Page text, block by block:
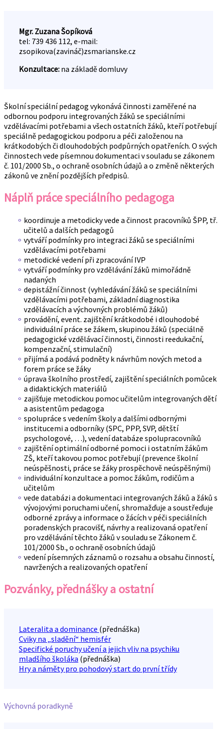
Mgr. Zuzana Šopíková
tel: 739 436 112, e-mail:
zsopikova(zavináč)zsmarianske.cz
Konzultace: na základě domluvy
Školní speciální pedagog vykonává činnosti zaměřené na
odbornou podporu integrovaných žáků se speciálními
vzdělávacími potřebami a všech ostatních žáků, kteří potřebují
speciálně pedagogickou podporu a péči založenou na
krátkodobých či dlouhodobých podpůrných opatřeních. O svých
činnostech vede písemnou dokumentaci v souladu se zákonem
č. 101/2000 Sb., o ochraně osobních údajů a o změně některých
zákonů ve znění pozdějších předpisů.
Náplň práce speciálního pedagoga
koordinuje a metodicky vede a činnost pracovníků ŠPP, tř.
učitelů a dalších pedagogů
vytváří podmínky pro integraci žáků se speciálními
vzdělávacími potřebami
metodické vedení při zpracování IVP
vytváří podmínky pro vzdělávání žáků mimořádně
nadaných
depistážní činnost (vyhledávání žáků se speciálními
vzdělávacími potřebami, základní diagnostika
vzdělávacích a výchovných problémů žáků)
provádění, event. zajištění krátkodobé i dlouhodobé
individuální práce se žákem, skupinou žáků (speciálně
pedagogické vzdělávací činnosti, činnosti reedukační,
kompenzační, stimulační)
přijímá a podává podněty k návrhům nových metod a
forem práce se žáky
úprava školního prostředí, zajištění speciálních pomůcek
a didaktických materiálů
zajišťuje metodickou pomoc učitelům integrovaných dětí
a asistentům pedagoga
spolupráce s vedením školy a dalšími odbornými
institucemi a odborníky (SPC, PPP, SVP, dětští
psychologové, …), vedení databáze spolupracovníků
zajištění optimální odborné pomoci i ostatním žákům
ZŠ, kteří takovou pomoc potřebují (prevence školní
neúspěšnosti, práce se žáky prospěchově neúspěšnými)
individuální konzultace a pomoc žákům, rodičům a
učitelům
vede databázi a dokumentaci integrovaných žáků a žáků s
vývojovými poruchami učení, shromažďuje a soustřeďuje
odborné zprávy a informace o žácích v péči speciálních
poradenských pracovišť, návrhy a realizovaná opatření
pro vzdělávání těchto žáků v souladu se Zákonem č.
101/2000 Sb., o ochraně osobních údajů
vedení písemných záznamů o rozsahu a obsahu činností,
navržených a realizovaných opatření
Pozvánky, přednášky a ostatní
Lateralita a dominance (přednáška)
Cviky na „sladění“ hemisfér
Specifické poruchy učení a jejich vliv na psychiku
mladšího školáka (přednáška)
Hry a náměty pro pohodový start do první třídy
Výchovná poradkyně